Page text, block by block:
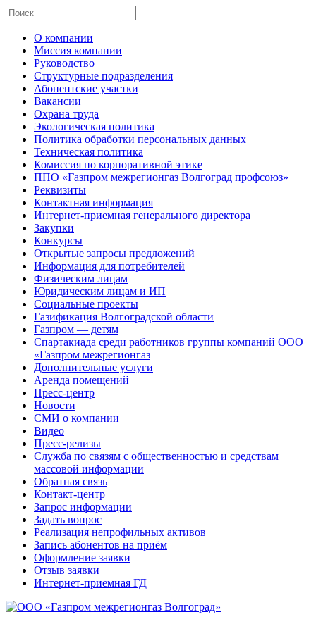
О компании
Миссия компании
Руководство
Структурные подразделения
Абонентские участки
Вакансии
Охрана труда
Экологическая политика
Политика обработки персональных данных
Техническая политика
Комиссия по корпоративной этике
ППО «Газпром межрегионгаз Волгоград профсоюз»
Реквизиты
Контактная информация
Интернет-приемная генерального директора
Закупки
Конкурсы
Открытые запросы предложений
Информация для потребителей
Физическим лицам
Юридическим лицам и ИП
Социальные проекты
Газификация Волгоградской области
Газпром — детям
Спартакиада среди работников группы компаний ООО
«Газпром межрегионгаз
Дополнительные услуги
Аренда помещений
Пресс-центр
Новости
СМИ о компании
Видео
Пресс-релизы
Служба по связям с общественностью и средствам
массовой информации
Обратная связь
Контакт-центр
Запрос информации
Задать вопрос
Реализация непрофильных активов
Запись абонентов на приём
Оформление заявки
Отзыв заявки
Интернет-приемная ГД